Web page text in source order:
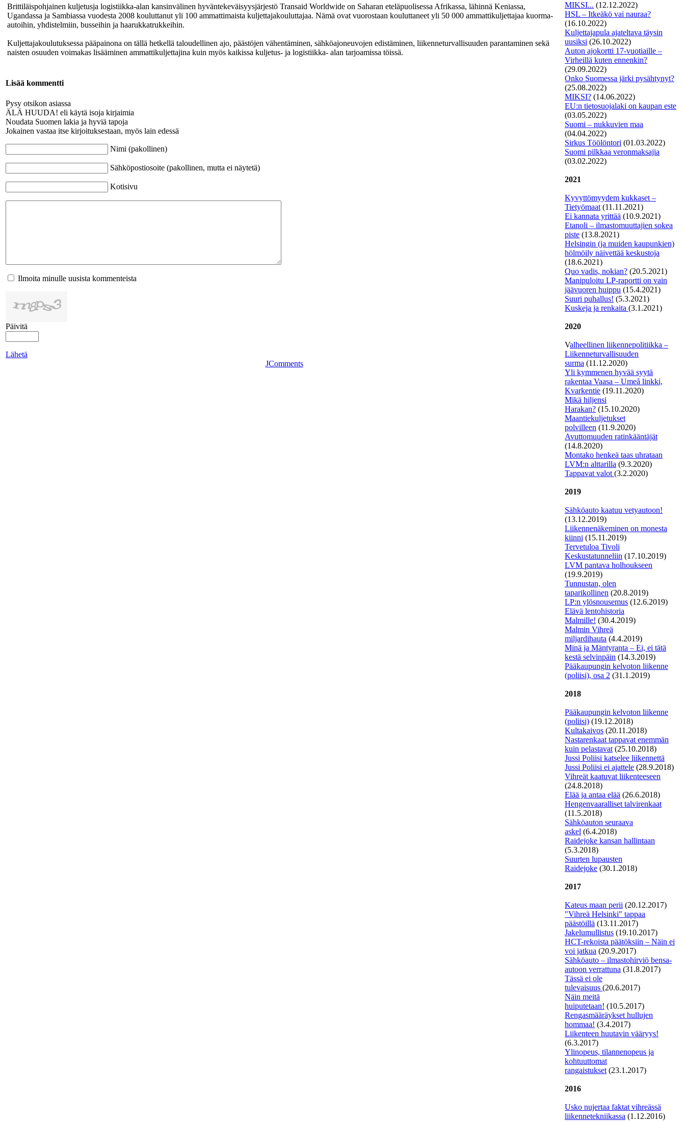
Brittiläispohjainen kuljetusja logistiikka-alan kansinvälinen hyväntekeväisyysjärjestö Transaid Worldwide on Saharan eteläpuolisessa Afrikassa, lähinnä Keniassa,
Ugandassa ja Sambiassa vuodesta 2008 kouluttanut yli 100 ammattimaista kuljettajakouluttajaa. Nämä ovat vuorostaan kouluttaneet yli 50 000 ammattikuljettajaa kuorma-
autoihin, yhdistelmiin, busseihin ja haarukkatrukkeihin.
Kuljettajakoulutuksessa pääpainona on tällä hetkellä taloudellinen ajo, päästöjen vähentäminen, sähköajoneuvojen edistäminen, liikenneturvallisuuden parantaminen sekä
naisten osuuden voimakas lisääminen ammattikuljettajina kuin myös kaikissa kuljetus- ja logistiikka- alan tarjoamissa töissä.
Lisää kommentti
Pysy otsikon asiassa
ÄLÄ HUUDA! eli käytä isoja kirjaimia
Noudata Suomen lakia ja hyviä tapoja
Jokainen vastaa itse kirjoituksestaan, myös lain edessä
Nimi (pakollinen)
Sähköpostiosoite (pakollinen, mutta ei näytetä)
Kotisivu
Ilmoita minulle uusista kommenteista
Päivitä
Lähetä
JComments
MIKSI... (12.12.2022)
HSL – Itkeäkö vai nauraa?
(16.10.2022)
Kuljettajapula ajateltava täysin
uusiksi (26.10.2022)
Auton ajokortti 17-vuotiaille –
Virheillä kuten ennenkin?
(29.09.2022)
Onko Suomessa järki pysähtynyt?
(25.08.2022)
MIKSI? (14.06.2022)
EU:n tietosuojalaki on kaupan este
(03.05.2022)
Suomi – nukkuvien maa
(04.04.2022)
Sirkus Töölöntori (01.03.2022)
Suomi pilkkaa veronmaksajia
(03.02.2022)
2021
Kyvyttömyydem kukkaset –
Tietyömaat (11.11.2021)
Ei kannata yrittää (10.9.2021)
Etanoli – ilmastomuuttajien sokea
piste (13.8.2021)
Helsingin (ja muiden kaupunkien)
hölmöily näivettää keskustoja
(18.6.2021)
Quo vadis, nokian? (20.5.2021)
Manipuloitu LP-raportti on vain
jäävuoren huippu (15.4.2021)
Suuri puhallus! (5.3.2021)
Kuskeja ja renkaita (3.1.2021)
2020
Valheellinen liikennepolitiikka –
Liikenneturvallisuuden
surma (11.12.2020)
Yli kymmenen hyvää syytä
rakentaa Vaasa – Umeå linkki,
Kvarkentie (19.11.2020)
Mikä hiljensi
Harakan? (15.10.2020)
Maantiekuljetukset
polvilleen (11.9.2020)
Avuttomuuden ratinkääntäjät
(14.8.2020)
Montako henkeä taas uhrataan
LVM:n alttarilla (9.3.2020)
Tappavat valot (3.2.2020)
2019
Sähköauto kaatuu vetyautoon!
(13.12.2019)
Liikennenäkeminen on monesta
kiinni (15.11.2019)
Tervetuloa Tivoli
Keskustatunneliin (17.10.2019)
LVM pantava holhoukseen
(19.9.2019)
Tunnustan, olen
taparikollinen (20.8.2019)
LP:n ylösnousemus (12.6.2019)
Elävä lentohistoria
Malmille! (30.4.2019)
Malmin Vihreä
miljardihauta (4.4.2019)
Minä ja Mäntyranta – Ei, ei tätä
kestä selvinpäin (14.3.2019)
Pääkaupungin kelvoton liikenne
(poliisi), osa 2 (31.1.2019)
2018
Pääkaupungin kelvoton liikenne
(poliisi) (19.12.2018)
Kultakaivos (20.11.2018)
Nastarenkaat tappavat enemmän
kuin pelastavat (25.10.2018)
Jussi Poliisi katselee liikennettä
Jussi Poliisi ei ajattele (28.9.2018)
Vihreät kaatuvat liikenteeseen
(24.8.2018)
Elää ja antaa elää (26.6.2018)
Hengenvaaralliset talvirenkaat
(11.5.2018)
Sähköauton seuraava
askel (6.4.2018)
Raidejoke kansan hallintaan
(5.3.2018)
Suurten lupausten
Raidejoke (30.1.2018)
2017
Kateus maan perii (20.12.2017)
"Vihreä Helsinki" tappaa
päästöillä (13.11.2017)
Jakelumullistus (19.10.2017)
HCT-rekoista päätöksiin – Näin ei
voi jatkua (20.9.2017)
Sähköauto – ilmastohirviö bensa-
autoon verrattuna (31.8.2017)
Tässä ei ole
tulevaisuus (20.6.2017)
Näin meitä
huiputetaan! (10.5.2017)
Rengasmääräykset hullujen
hommaa! (3.4.2017)
Liikenteen huutavin vääryys!
(6.3.2017)
Ylinopeus, tilannenopeus ja
kohtuuttomat
rangaistukset (23.1.2017)
2016
Usko nujertaa faktat vihreässä
liikennetekniikassa (1.12.2016)